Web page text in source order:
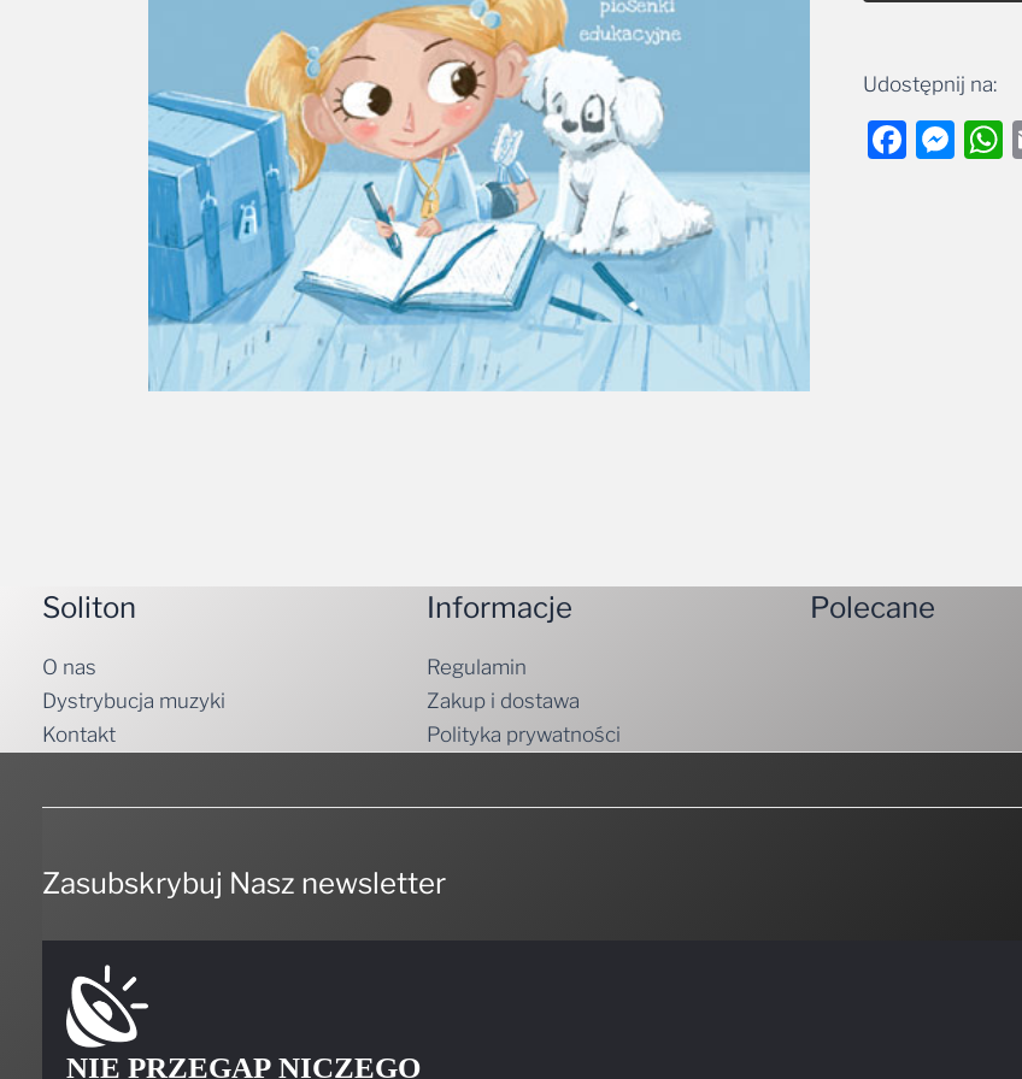
Udostępnij na:
Soliton
O nas
Dystrybucja muzyki
Kontakt
Informacje
Regulamin
Zakup i dostawa
Polityka prywatności
Polecane
Zasubskrybuj Nasz newsletter
NIE PRZEGAP NICZEGO